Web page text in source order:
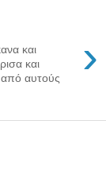
›
και
και
αυτούς